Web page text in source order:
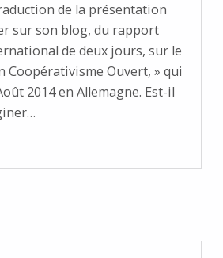
de la présentation
sur son blog, du rapport
de deux jours, sur le
Coopérativisme Ouvert, » qui
2014 en Allemagne. Est-il